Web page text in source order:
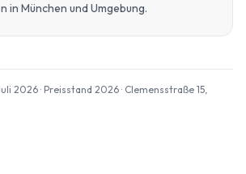
in München und Umgebung.
2026 · Preisstand 2026 · Clemensstraße 15,